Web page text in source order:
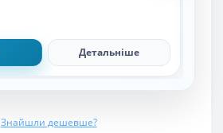
Детальніше
Знайшли дешевше?